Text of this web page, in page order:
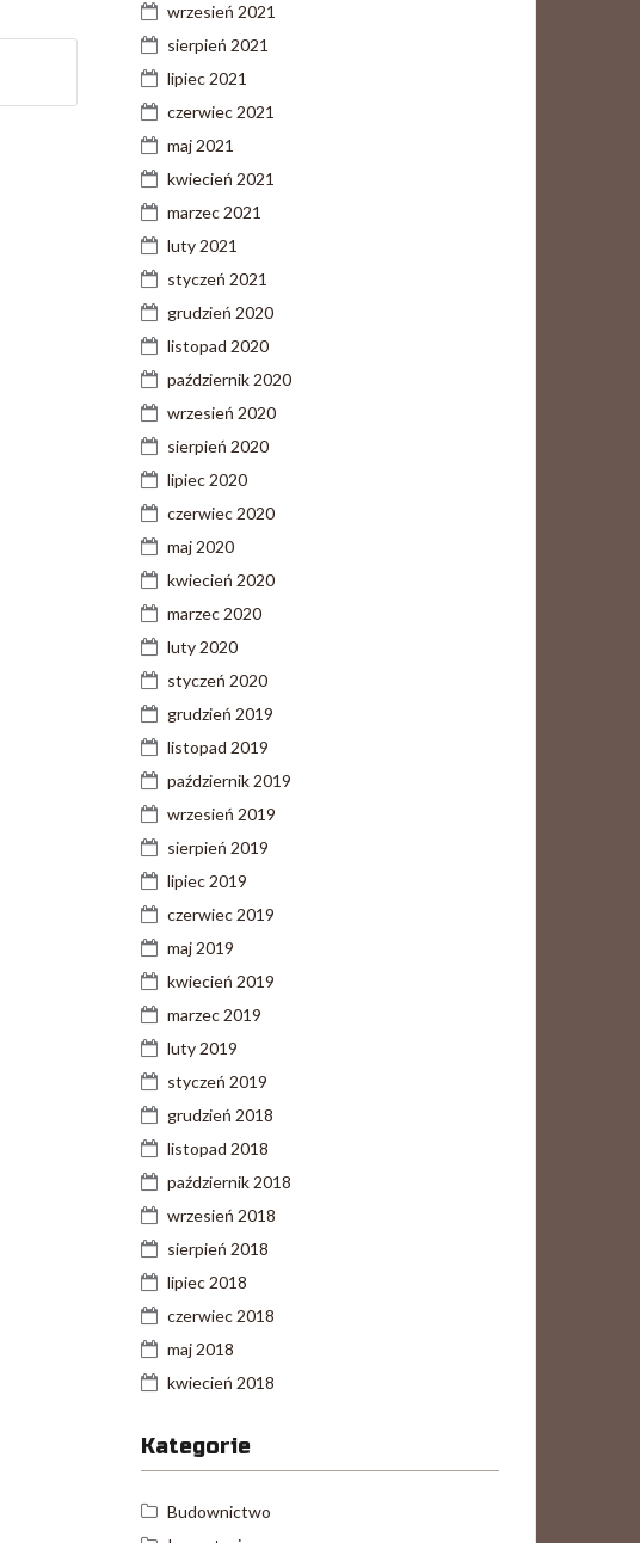
wrzesień 2021
sierpień 2021
lipiec 2021
czerwiec 2021
maj 2021
kwiecień 2021
marzec 2021
luty 2021
styczeń 2021
grudzień 2020
listopad 2020
październik 2020
wrzesień 2020
sierpień 2020
lipiec 2020
czerwiec 2020
maj 2020
kwiecień 2020
marzec 2020
luty 2020
styczeń 2020
grudzień 2019
listopad 2019
październik 2019
wrzesień 2019
sierpień 2019
lipiec 2019
czerwiec 2019
maj 2019
kwiecień 2019
marzec 2019
luty 2019
styczeń 2019
grudzień 2018
listopad 2018
październik 2018
wrzesień 2018
sierpień 2018
lipiec 2018
czerwiec 2018
maj 2018
kwiecień 2018
Kategorie
Budownictwo